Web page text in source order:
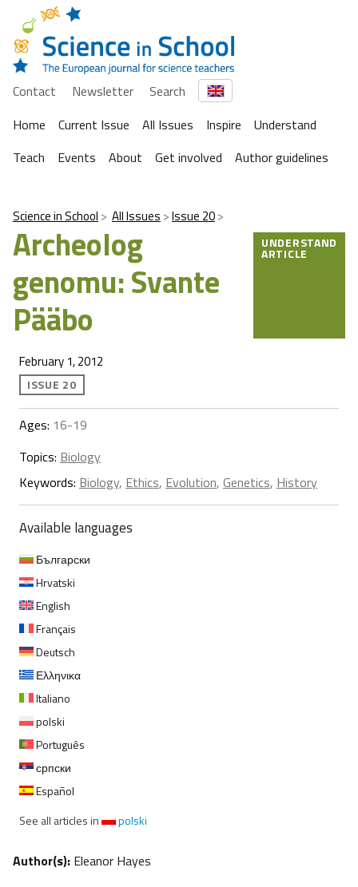
Contact Newsletter
Search
Home
Current Issue All Issues Inspire
Understand
Teach
Events About Get involved Author guidelines
Science in School All Issues Issue 20
Archeolog
genomu: Svante
Pääbo
UNDERSTAND
ARTICLE
February 1, 2012
ISSUE 20
Ages: 16-19
Topics: Biology
Keywords: Biology, Ethics, Evolution, Genetics, History
Available languages
Български
Hrvatski
English
Français
Deutsch
Ελληνικα
Italiano
polski
Português
српски
Español
See all articles in
polski
Author(s): Eleanor Hayes